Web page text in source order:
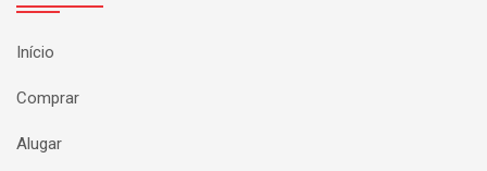
Início
Comprar
Alugar